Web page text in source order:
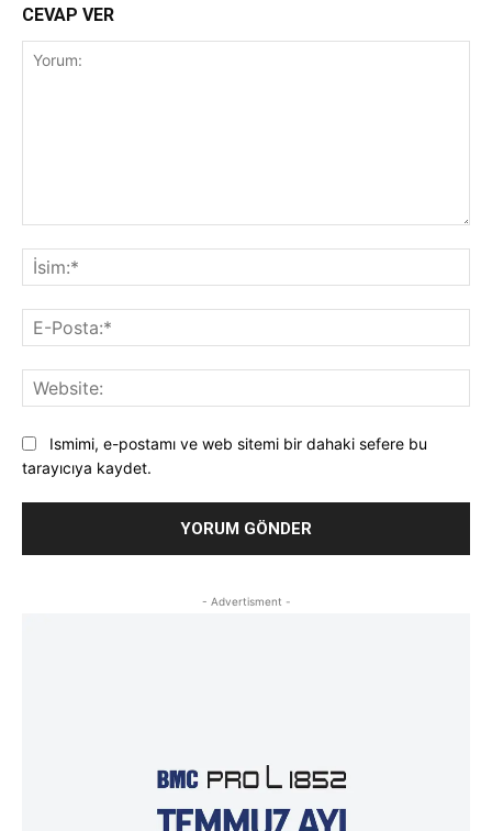
CEVAP VER
Ismimi, e-postamı ve web sitemi bir dahaki sefere bu
tarayıcıya kaydet.
- Advertisment -